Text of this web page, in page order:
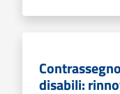
disabili: